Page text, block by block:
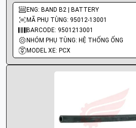
ENG: BAND B2 | BATTERY
MÃ PHỤ TÙNG: 95012-13001
BARCODE: 9501213001
NHÓM PHỤ TÙNG: HỆ THỐNG ỐNG
MODEL XE: PCX